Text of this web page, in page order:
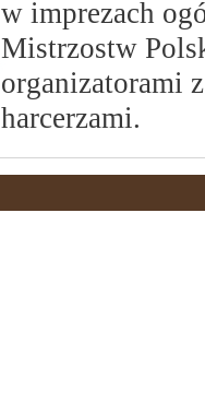
w imprezach
Mistrzostw
organizatorami
harcerzami.